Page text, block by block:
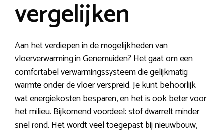
vergelijken
Aan het verdiepen in de mogelijkheden van
vloerverwarming in Genemuiden? Het gaat om een
comfortabel verwarmingssysteem die gelijkmatig
warmte onder de vloer verspreid. Je kunt behoorlijk
wat energiekosten besparen, en het is ook beter voor
het milieu. Bijkomend voordeel: stof dwarrelt minder
snel rond. Het wordt veel toegepast bij nieuwbouw,